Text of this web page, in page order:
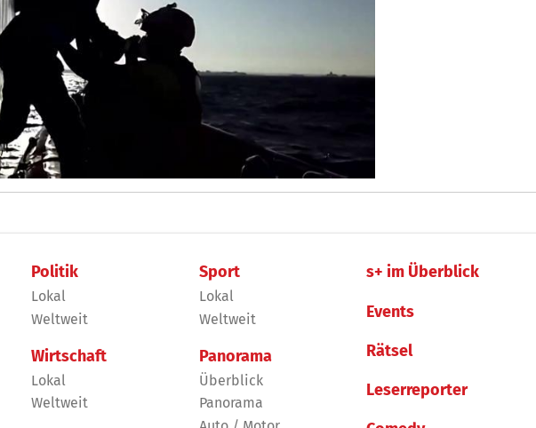
Politik
Lokal
Weltweit
Wirtschaft
Lokal
Weltweit
Sport
Lokal
Weltweit
Panorama
Überblick
Panorama
s+ im Überblick
Events
Rätsel
Leserreporter